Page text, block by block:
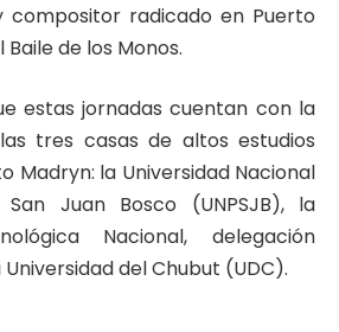
compositor radicado en Puerto
Baile de los Monos.
estas jornadas cuentan con la
tres casas de altos estudios
Madryn: la Universidad Nacional
Juan Bosco (UNPSJB), la
Nacional, delegación
del Chubut (UDC).